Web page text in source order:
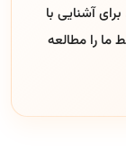
آشنایی با
ما را مطالعه